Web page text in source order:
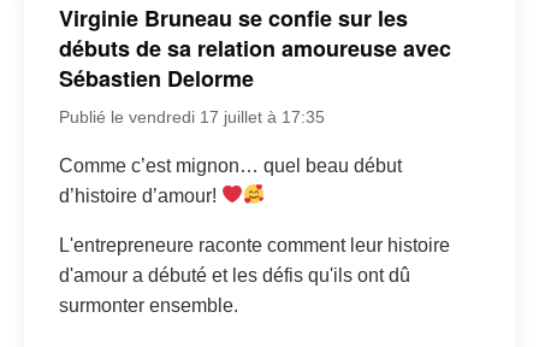
Virginie Bruneau se confie sur les
débuts de sa relation amoureuse avec
Sébastien Delorme
Publié le vendredi 17 juillet à 17:35
Comme c’est mignon… quel beau début
d’histoire d’amour!
L'entrepreneure raconte comment leur histoire
d'amour a débuté et les défis qu'ils ont dû
surmonter ensemble.